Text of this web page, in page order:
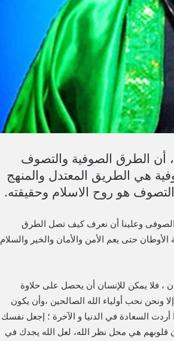
أن الطرق الصوفية والتصوف
هي الطريق المعتدل والمنهج
هو روح الاسلام وحقيقته.
الصوفى وعلينا أن نعرف كيف تصل الطرق
حتى يعم الأمن والأمان والخير والسلام
، فلا يمكن للإنسان أن يحصل على حلاوة
ونحن نحب أولياء الله الصالحين ،وأن يكون
أﺭﺩﺕ ﺍﻟﺴﻌﺎﺩﺓ ﻓﻲ ﺍﻟﺪﻧﻴﺎ ﻭ ﺍﻵﺧﺮﺓ ؛ إﺟﻌﻞ ﻧﻔﺴﻚ
ﻗﻠﻮﺑﻬﻢ ﻫﻲ ﻣﺤﻞ ﻧﻈﺮ ﺍﻟﻠﻪ، ﻟﻌﻞ ﺍﻟﻠﻪ ﻳﺠﺪﻙ ﻓﻲ